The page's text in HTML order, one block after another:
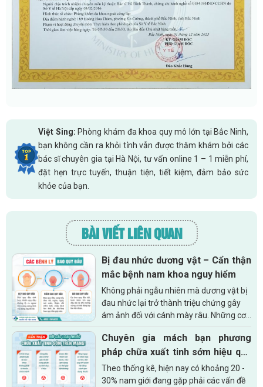
Việt Sing: Phòng khám đa khoa quy mô lớn tại Bắc Ninh,
bạn không cần ra khỏi tỉnh vẫn được thăm khám bởi các
bác sĩ chuyên gia tại Hà Nội, tư vấn online 1 – 1 miễn phí,
đặt hẹn trực tuyến, thuận tiện, tiết kiệm, đảm bảo sức
khỏe của bạn.
BÀI VIẾT LIÊN QUAN
Bị đau nhức dương vật – Cẩn thận
mắc bệnh nam khoa nguy hiểm
Không phải ngẫu nhiên mà dương vật bị
đau nhức lại trở thành triệu chứng gây
ám ảnh đối với cánh mày râu. Những cơn
đau buốt kéo dài gây ra sự khó chịu, bứt
rứt khiến bạn không thể...
Chuyên gia mách bạn phương
pháp chữa xuất tinh sớm hiệu quả
dành cho nam giới
Theo thống kê, hiện nay có khoảng 20 -
30% nam giới đang gặp phải các vấn đề